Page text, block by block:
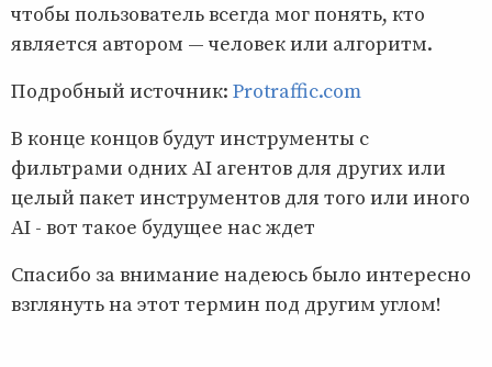
чтобы пользователь всегда мог понять, кто
является автором — человек или алгоритм.
Подробный источник: Protraffic.com
В конце концов будут инструменты с
фильтрами одних AI агентов для других или
целый пакет инструментов для того или иного
AI - вот такое будущее нас ждет
Спасибо за внимание надеюсь было интересно
взглянуть на этот термин под другим углом!